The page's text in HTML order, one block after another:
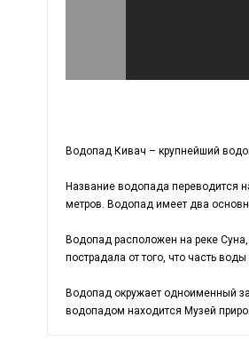
Водопад Кивач – крупнейший
Название водопада переводится
метров. Водопад имеет два
Водопад расположен на реке
пострадала от того, что часть
Водопад окружает одноименный
водопадом находится Музей